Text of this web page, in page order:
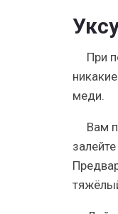
При
меди.
Вам